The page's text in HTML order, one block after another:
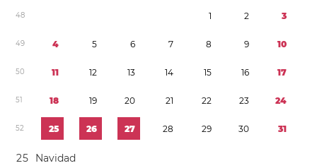
48 1 2 3
49 4 5 6 7 8 9 10
50 11 12 13 14 15 16 17
51 18 19 20 21 22 23 24
52 25 26 27 28 29 30 31
25
Navidad